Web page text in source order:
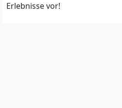
Erlebnisse vor!